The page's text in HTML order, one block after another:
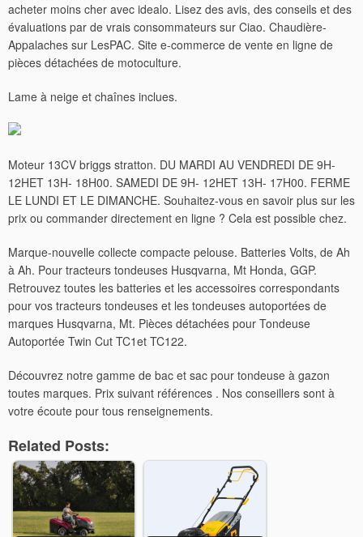
acheter moins cher avec idealo. Lisez des avis, des conseils et des
évaluations par de vrais consommateurs sur Ciao. Chaudière-
Appalaches sur LesPAC. Site e-commerce de vente en ligne de
pièces détachées de motoculture.
Lame à neige et chaînes inclues.
Moteur 13CV briggs stratton. DU MARDI AU VENDREDI DE 9H-
12HET 13H- 18H00. SAMEDI DE 9H- 12HET 13H- 17H00. FERME
LE LUNDI ET LE DIMANCHE. Souhaitez-vous en savoir plus sur les
prix ou commander directement en ligne ? Cela est possible chez.
Marque-nouvelle collecte compacte pelouse. Batteries Volts, de Ah
à Ah. Pour tracteurs tondeuses Husqvarna, Mt Honda, GGP.
Retrouvez toutes les batteries et les accessoires correspondants
pour vos tracteurs tondeuses et les tondeuses autoportées de
marques Husqvarna, Mt. Pièces détachées pour Tondeuse
Autoportée Twin Cut TC1et TC122.
Découvrez notre gamme de bac et sac pour tondeuse à gazon
toutes marques. Prix suivant références . Nos conseillers sont à
votre écoute pour tous renseignements.
Related Posts: